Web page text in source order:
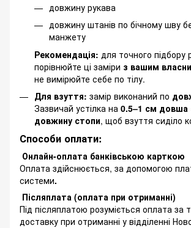
довжину рукава
довжину штанів по бічному шву
манжету
Рекомендація: для точного підбору
порівнюйте ці заміри з вашим
не вимірюйте себе по тілу.
Для взуття: замір виконаний по
Зазвичай устілка на 0.5–1 см довша
довжину стопи, щоб взуття сиділо
Способи оплати:
Онлайн-оплата банківською карткою
Оплата здійснюється, за допомогою
системи.
Післяплата (оплата при отриманні)
Під післяплатою розуміється оплата за
доставку при отриманні у відділенні